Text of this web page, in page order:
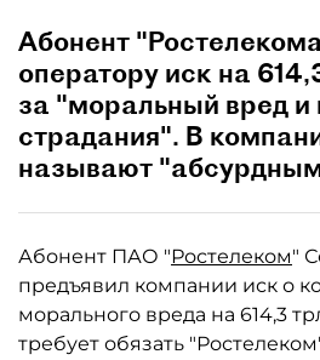
Абонент
оператору иск на
за "моральный вред и
страдания". В
называют
Абонент ПАО "Ростелеком"
предъявил компании иск о
морального вреда на 614,3
требует обязать